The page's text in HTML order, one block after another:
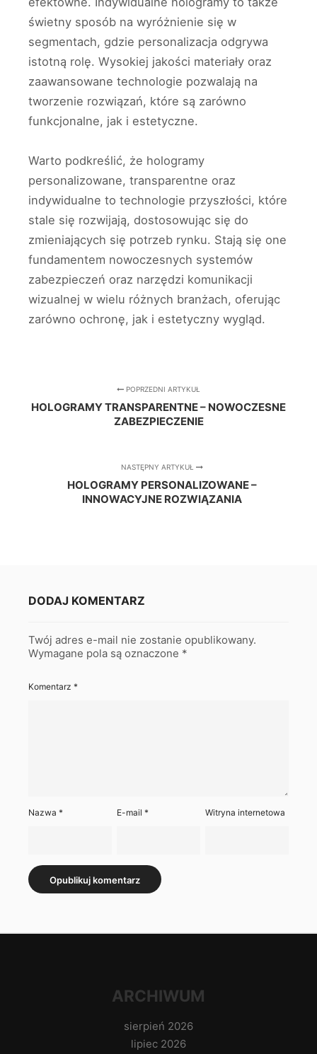
świetny sposób na wyróżnienie się w
segmentach, gdzie personalizacja odgrywa
istotną rolę. Wysokiej jakości materiały oraz
zaawansowane technologie pozwalają na
tworzenie rozwiązań, które są zarówno
funkcjonalne, jak i estetyczne.
Warto podkreślić, że hologramy
personalizowane, transparentne oraz
indywidualne to technologie przyszłości, które
stale się rozwijają, dostosowując się do
zmieniających się potrzeb rynku. Stają się one
fundamentem nowoczesnych systemów
zabezpieczeń oraz narzędzi komunikacji
wizualnej w wielu różnych branżach, oferując
zarówno ochronę, jak i estetyczny wygląd.
POPRZEDNI ARTYKUŁ
HOLOGRAMY TRANSPARENTNE – NOWOCZESNE
ZABEZPIECZENIE
NASTĘPNY ARTYKUŁ
HOLOGRAMY PERSONALIZOWANE –
INNOWACYJNE ROZWIĄZANIA
DODAJ KOMENTARZ
Twój adres e-mail nie zostanie opublikowany.
Wymagane pola są oznaczone *
Komentarz *
Nazwa * E-mail* Witryna internetowa
ARCHIWUM
sierpień 2026
lipiec 2026